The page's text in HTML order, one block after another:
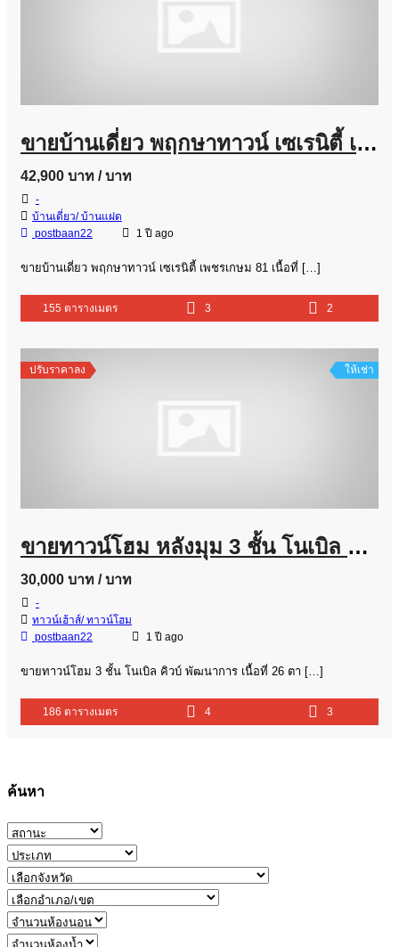
ขายบ้านเดี่ยว พฤกษาทาวน์ เซเรนิตี้ เพชรเกษม 81 ขนาด 45 ตรว 3นอน 2น้ำ เฟอร์นิเจอร์ครบ
42,900 บาท / บาท
-
บ้านเดี่ยว/ บ้านแฝด
postbaan22
1 ปี ago
ขายบ้านเดี่ยว พฤกษาทาวน์ เซเรนิตี้ เพชรเกษม 81 เนื้อที่ […]
155 ตารางเมตร 3 2
ปรับราคาลง ให้เช่า
ขายทาวน์โฮม หลังมุม 3 ชั้น โนเบิล คิวบ์ พัฒนาการ เนื้อที่ 26 ตร.วา 4 นอน ใกล้โรงพยาบาลกรุงเทพ
30,000 บาท / บาท
-
ทาวน์เฮ้าส์/ ทาวน์โฮม
postbaan22
1 ปี ago
ขายทาวน์โฮม 3 ชั้น โนเบิล คิวบ์ พัฒนาการ เนื้อที่ 26 ตา […]
186 ตารางเมตร 4 3
ค้นหา